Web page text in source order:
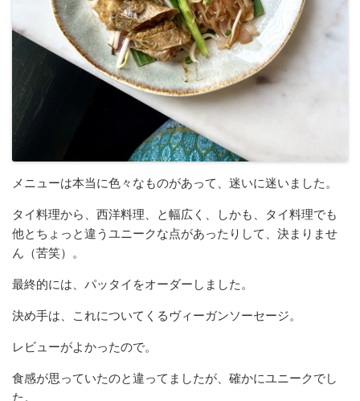
メニューは本当に色々なものがあって、迷いに迷いました。
タイ料理から、西洋料理、と幅広く、しかも、タイ料理でも
他とちょっと違うユニークな点があったりして、決まりませ
ん（苦笑）。
最終的には、パッタイをオーダーしました。
決め手は、これについてくるヴィーガンソーセージ。
レビューがよかったので。
食感が思っていたのと違ってましたが、確かにユニークでし
た。